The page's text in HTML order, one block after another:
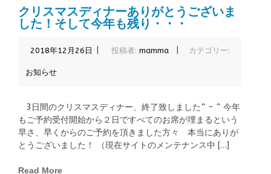
クリスマスディナーありがとうございま
した！そして今年も残り・・・
2018年12月26日 投稿者: mamma カテゴリー:
お知らせ
3日間のクリスマスディナー、終了致しました^ - ^ 今年
もご予約受付開始から２日ですべてのお席が埋まるという
早さ、早くからのご予約を頂きました方々 本当にありが
とうございました！ （現在サイトのメンテナンス中 […]
Read More